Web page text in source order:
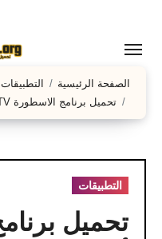
المحتوى
الصفحة الرئيسية
التطبيقات
تحميل برنامج الاسطورة TV أحدث إصدار الكمبيوتر 2026
التطبيقات